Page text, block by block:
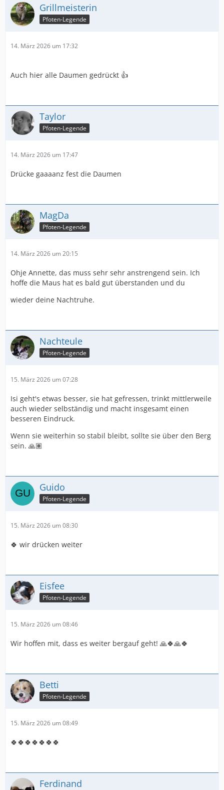
Grillmeisterin
Pfoten-Legende
14. März 2026 um 17:32
Auch hier alle Daumen gedrückt 👍
Taylor
Pfoten-Legende
14. März 2026 um 17:47
Drücke gaaaanz fest die Daumen
MagDa
Pfoten-Legende
14. März 2026 um 20:15
Ohje Annette, das muss sehr sehr anstrengend sein. Ich
hoffe die Maus hat es bald gut überstanden und du
wieder deine Nachtruhe.
Nachteule
Pfoten-Legende
15. März 2026 um 07:28
Isi geht's etwas besser, sie hat gefressen, trinkt mittlerweile
auch wieder selbständig und macht insgesamt einen
besseren Eindruck.
Wenn sie weiterhin so stabil bleibt, sollte sie über den Berg
sein. 🙏🏽
Guido
Pfoten-Legende
15. März 2026 um 08:30
🍀 wir drücken weiter
Eisfee
Pfoten-Legende
15. März 2026 um 08:46
Wir hoffen mit, dass es weiter bergauf geht! 🙏🍀🙏🍀
Betti
Pfoten-Legende
15. März 2026 um 08:49
🍀🍀🍀🍀🍀🍀🍀
Ferdinand